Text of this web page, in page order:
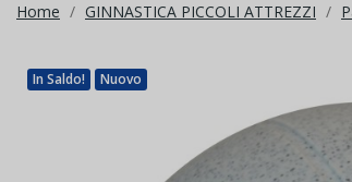
Home GINNASTICA PICCOLI ATTREZZI
In Saldo! Nuovo